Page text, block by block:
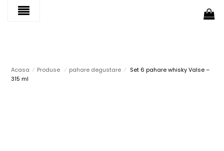
Acasa ⁄ Produse ⁄ pahare degustare ⁄ Set 6 pahare whisky Valse –
315 ml